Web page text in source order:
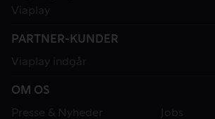
Viaplay
PARTNER-KUNDER
Viaplay indgår
OM OS
Presse & Nyheder
Jobs